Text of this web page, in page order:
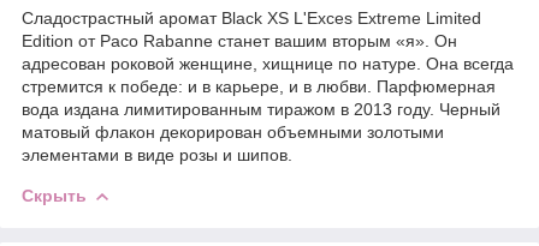
Сладострастный аромат Black XS L'Exces Extreme Limited
Edition от Paco Rabanne станет вашим вторым «я». Он
адресован роковой женщине, хищнице по натуре. Она всегда
стремится к победе: и в карьере, и в любви. Парфюмерная
вода издана лимитированным тиражом в 2013 году. Черный
матовый флакон декорирован объемными золотыми
элементами в виде розы и шипов.
Скрыть